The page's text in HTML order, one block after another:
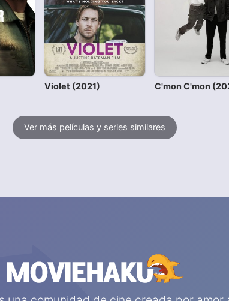
Violet (2021) C'mon C'mon
Ver más películas y series similares